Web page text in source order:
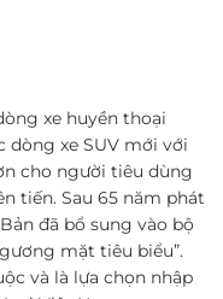
xe huyền thoại
dòng xe SUV mới với
cho người tiêu dùng
tiến. Sau 65 năm phát
đã bổ sung vào bộ
mặt tiêu biểu”.
và là lựa chọn nhập